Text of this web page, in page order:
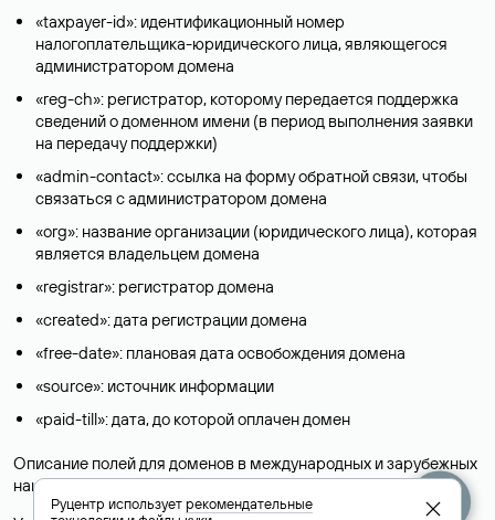
«taxpayer-id»: идентификационный номер
налогоплательщика-юридического лица, являющегося
администратором домена
«reg-ch»: регистратор, которому передается поддержка
сведений о доменном имени (в период выполнения заявки
на передачу поддержки)
«admin-contact»: ссылка на форму обратной связи, чтобы
связаться с администратором домена
«org»: название организации (юридического лица), которая
является владельцем домена
«registrar»: регистратор домена
«created»: дата регистрации домена
«free-date»: плановая дата освобождения домена
«source»: источник информации
«paid-till»: дата, до которой оплачен домен
Описание полей для доменов в международных и зарубежных
национальных доменах представлены в разделе «Помощь».
Руцентр используетрекомендательные